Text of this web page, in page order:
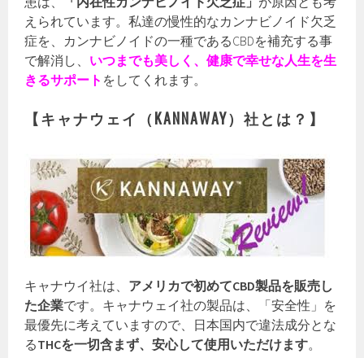
えられています。私達の慢性的なカンナビノイド欠乏
症を、カンナビノイドの一種であるCBDを補充する事
で解消し、 いつまでも美しく、健康で幸せな人生を生
きるサポート をしてくれます。
【キャナウェイ（KANNAWAY）社とは？】
キャナウイ社は、 アメリカで初めてCBD製品を販売し
た企業です。キャナウェイ社の製品は、「安全性」を
最優先に考えていますので、日本国内で違法成分とな
るTHCを一切含まず、安心して使用いただけます。